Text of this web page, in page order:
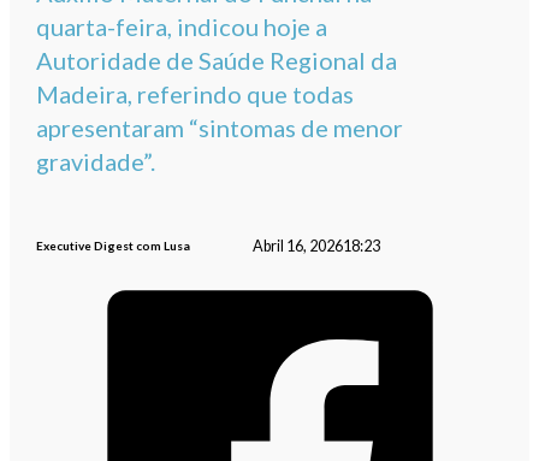
quarta-feira, indicou hoje a
Autoridade de Saúde Regional da
Madeira, referindo que todas
apresentaram “sintomas de menor
gravidade”.
Executive Digest com Lusa Abril 16, 202618:23